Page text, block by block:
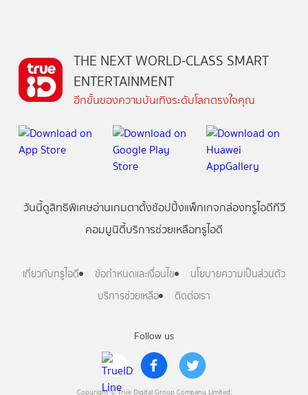
Follow us
Copyright © True Digital Group Company Limited.
THE NEXT WORLD-CLASS SMART
ENTERTAINMENT
อีกขั้นของความบันเทิงระดับโลกตรงใจคุณ
วันนี้ดูสิทธิพิเศษอ่านเกมตาตั้งช้อปปิ้งแพ็กเกจกล่องทรูไอดีทีวี
คอมมูนิตี้บริการช่วยเหลือทรูไอดี
เกี่ยวกับทรูไอดี ข้อกำหนดและเงื่อนไข
นโยบายความเป็นส่วนตัว
บริการช่วยเหลือ
ติดต่อเรา